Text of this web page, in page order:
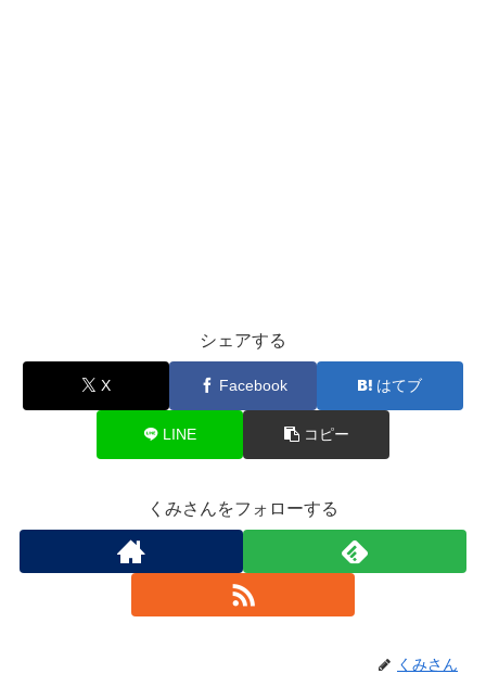
シェアする
X Facebook はてブ
LINE コピー
くみさんをフォローする
くみさん